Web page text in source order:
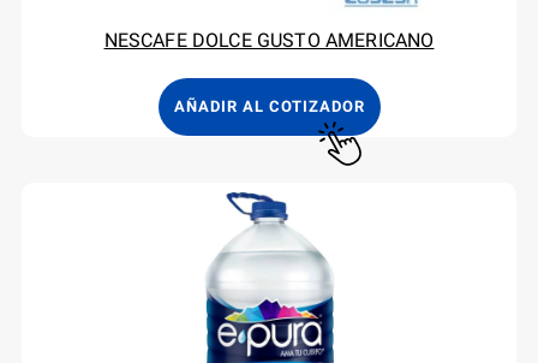
NESCAFE DOLCE GUSTO AMERICANO
AÑADIR AL COTIZADOR